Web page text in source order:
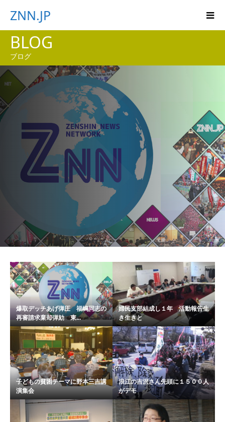
ZNN.JP
BLOG
ブログ
爆取デッチあげ弾圧 福嶋同志の
再審請求棄却弾劾 東...
婦民支部結成し１年 活動報告生
き生きと
子どもの貧困テーマに野本三吉講
演集会
浪江の吉沢さん先頭に１５００人
がデモ